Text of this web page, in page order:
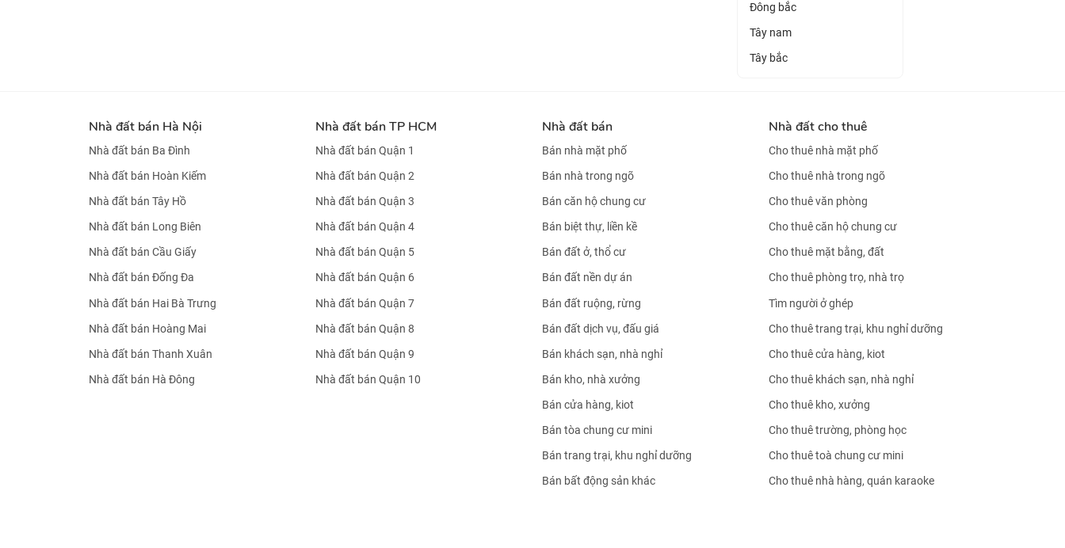
Đông bắc
Tây nam
Tây bắc
Nhà đất bán Hà Nội
Nhà đất bán Ba Đình
Nhà đất bán Hoàn Kiếm
Nhà đất bán Tây Hồ
Nhà đất bán Long Biên
Nhà đất bán Cầu Giấy
Nhà đất bán Đống Đa
Nhà đất bán Hai Bà Trưng
Nhà đất bán Hoàng Mai
Nhà đất bán Thanh Xuân
Nhà đất bán Hà Đông
Nhà đất bán TP HCM
Nhà đất bán Quận 1
Nhà đất bán Quận 2
Nhà đất bán Quận 3
Nhà đất bán Quận 4
Nhà đất bán Quận 5
Nhà đất bán Quận 6
Nhà đất bán Quận 7
Nhà đất bán Quận 8
Nhà đất bán Quận 9
Nhà đất bán Quận 10
Nhà đất bán
Bán nhà mặt phố
Bán nhà trong ngõ
Bán căn hộ chung cư
Bán biệt thự, liền kề
Bán đất ở, thổ cư
Bán đất nền dự án
Bán đất ruộng, rừng
Bán đất dịch vụ, đấu giá
Bán khách sạn, nhà nghỉ
Bán kho, nhà xưởng
Bán cửa hàng, kiot
Bán tòa chung cư mini
Bán trang trại, khu nghỉ dưỡng
Bán bất động sản khác
Nhà đất cho thuê
Cho thuê nhà mặt phố
Cho thuê nhà trong ngõ
Cho thuê văn phòng
Cho thuê căn hộ chung cư
Cho thuê mặt bằng, đất
Cho thuê phòng trọ, nhà trọ
Tìm người ở ghép
Cho thuê trang trại, khu nghỉ dưỡng
Cho thuê cửa hàng, kiot
Cho thuê khách sạn, nhà nghỉ
Cho thuê kho, xưởng
Cho thuê trường, phòng học
Cho thuê toà chung cư mini
Cho thuê nhà hàng, quán karaoke